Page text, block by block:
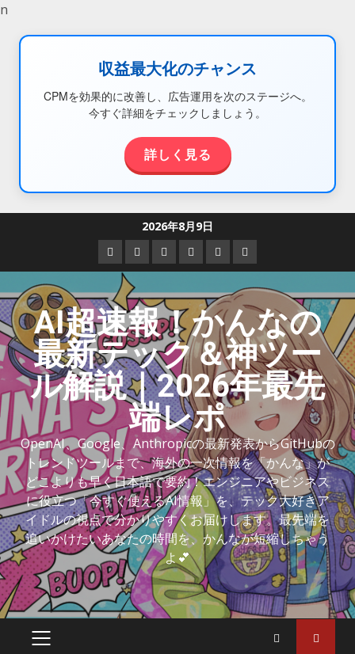
n
収益最大化のチャンス
CPMを効果的に改善し、広告運用を次のステージへ。
今すぐ詳細をチェックしましょう。
詳しく見る
2026年8月9日
AI超速報！かんなの
最新テック＆神ツー
ル解説｜2026年最先
端レポ
OpenAI、Google、Anthropicの最新発表からGitHubの
トレンドツールまで、海外の一次情報を「かんな」が
どこよりも早く日本語で要約！エンジニアやビジネス
に役立つ「今すぐ使えるAI情報」を、テック大好きア
イドルの視点で分かりやすくお届けします。最先端を
追いかけたいあなたの時間を、かんなが短縮しちゃう
よ💕